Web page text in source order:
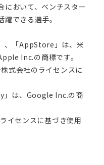
おいて、ベンチスター
できる選手。
「AppStore」は、米
Inc.の商標です。
式会社のライセンスに
は、Google Inc.の商
イセンスに基づき使用